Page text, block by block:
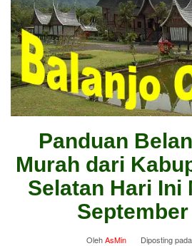
Panduan
Murah dari
Selatan Hari Ini
September
OlehAsMin Diposting pada